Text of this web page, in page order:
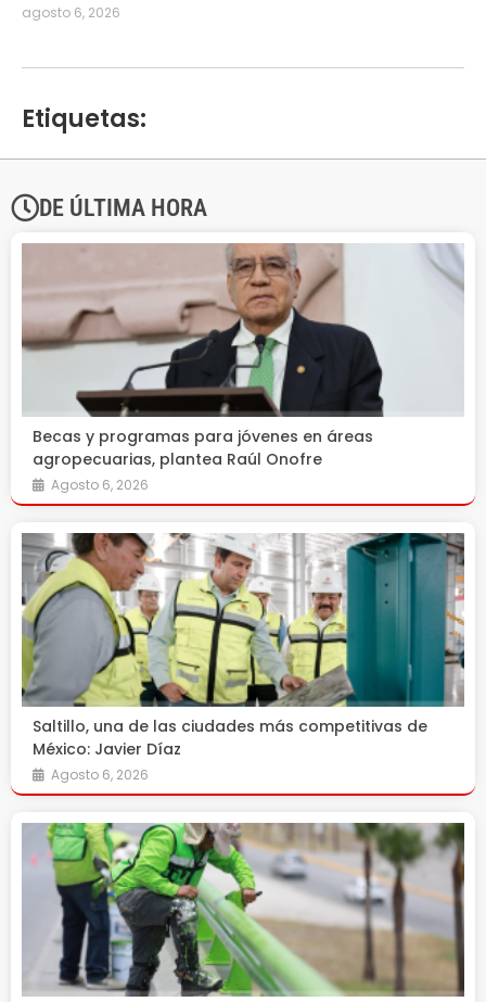
agosto 6, 2026
Etiquetas:
DE ÚLTIMA HORA
Becas y programas para jóvenes en áreas
agropecuarias, plantea Raúl Onofre
Agosto 6, 2026
Saltillo, una de las ciudades más competitivas de
México: Javier Díaz
Agosto 6, 2026